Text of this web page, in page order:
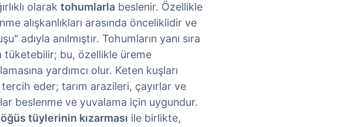
olarak tohumlarla beslenir. Özellikle
alışkanlıkları arasında önceliklidir ve
adıyla anılmıştır. Tohumların yanı sıra
tüketebilir; bu, özellikle üreme
yardımcı olur. Keten kuşları
tercih eder; tarım arazileri, çayırlar ve
beslenme ve yuvalama için uygundur.
tüylerinin kızarması ile birlikte,